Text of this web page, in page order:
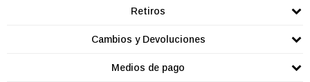
Retiros
Cambios y Devoluciones
Medios de pago